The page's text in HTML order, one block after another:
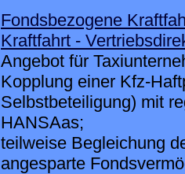
Fondsbezogene
Kraftfahrt -
Angebot für
Kopplung einer Kfz-
Selbstbeteiligung) mit
HANSAas;
teilweise Begleichung
angesparte